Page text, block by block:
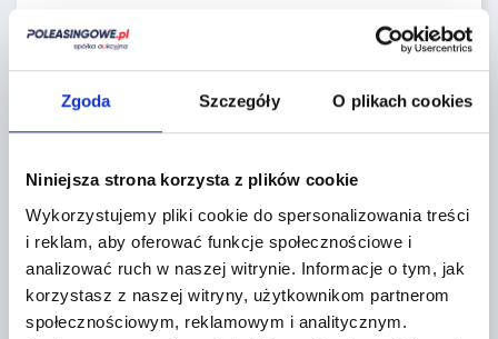
Zgoda Szczegóły O plikach cookies
Niniejsza strona korzysta z plików cookie
Wykorzystujemy pliki cookie do spersonalizowania treści
i reklam, aby oferować funkcje społecznościowe i
analizować ruch w naszej witrynie. Informacje o tym, jak
korzystasz z naszej witryny, użytkownikom partnerom
społecznościowym, reklamowym i analitycznym.
Żytnia 2
+
−